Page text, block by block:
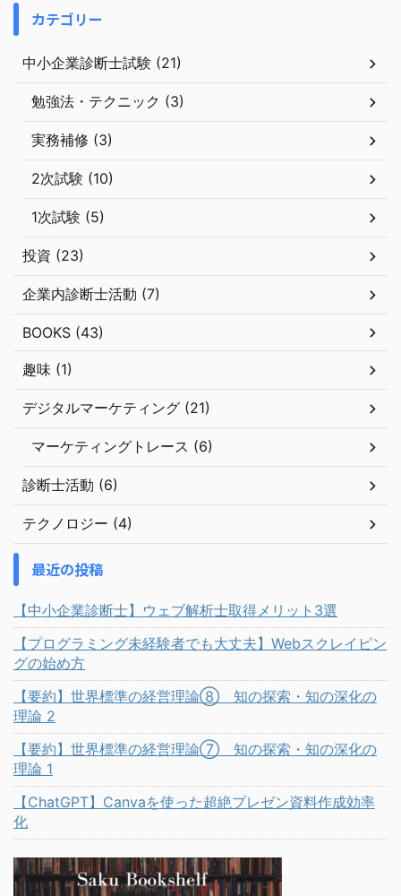
カテゴリー
中小企業診断士試験 (21)
勉強法・テクニック (3)
実務補修 (3)
2次試験 (10)
1次試験 (5)
投資 (23)
企業内診断士活動 (7)
BOOKS (43)
趣味 (1)
デジタルマーケティング (21)
マーケティングトレース (6)
診断士活動 (6)
テクノロジー (4)
最近の投稿
【中小企業診断士】ウェブ解析士取得メリット3選
【プログラミング未経験者でも大丈夫】Webスクレイピン
グの始め方
【要約】世界標準の経営理論⑧ 知の探索・知の深化の
理論 2
【要約】世界標準の経営理論⑦ 知の探索・知の深化の
理論 1
【ChatGPT】Canvaを使った超絶プレゼン資料作成効率
化